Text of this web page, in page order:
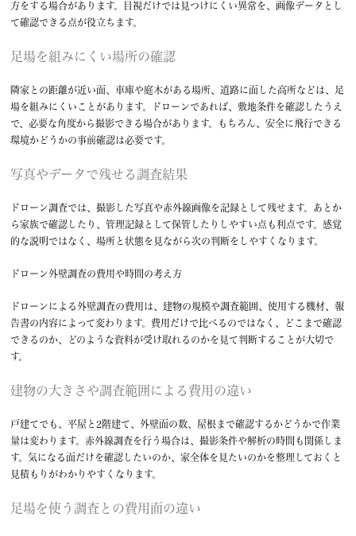
方をする場合があります。目視だけでは見つけにくい異常を、画像データとし
て確認できる点が役立ちます。
足場を組みにくい場所の確認
隣家との距離が近い面、車庫や庭木がある場所、道路に面した高所などは、足
場を組みにくいことがあります。ドローンであれば、敷地条件を確認したうえ
で、必要な角度から撮影できる場合があります。もちろん、安全に飛行できる
環境かどうかの事前確認は必要です。
写真やデータで残せる調査結果
ドローン調査では、撮影した写真や赤外線画像を記録として残せます。あとか
ら家族で確認したり、管理記録として保管したりしやすい点も利点です。感覚
的な説明ではなく、場所と状態を見ながら次の判断をしやすくなります。
ドローン外壁調査の費用や時間の考え方
ドローンによる外壁調査の費用は、建物の規模や調査範囲、使用する機材、報
告書の内容によって変わります。費用だけで比べるのではなく、どこまで確認
できるのか、どのような資料が受け取れるのかを見て判断することが大切で
す。
建物の大きさや調査範囲による費用の違い
戸建てでも、平屋と2階建て、外壁面の数、屋根まで確認するかどうかで作業
量は変わります。赤外線調査を行う場合は、撮影条件や解析の時間も関係しま
す。気になる面だけを確認したいのか、家全体を見たいのかを整理しておくと
見積もりがわかりやすくなります。
足場を使う調査との費用面の違い